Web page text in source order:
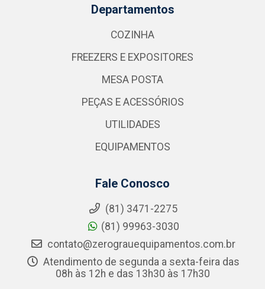
Departamentos
COZINHA
FREEZERS E EXPOSITORES
MESA POSTA
PEÇAS E ACESSÓRIOS
UTILIDADES
EQUIPAMENTOS
Fale Conosco
(81) 3471-2275
(81) 99963-3030
contato@zerograuequipamentos.com.br
Atendimento de segunda a sexta-feira das
08h às 12h e das 13h30 às 17h30